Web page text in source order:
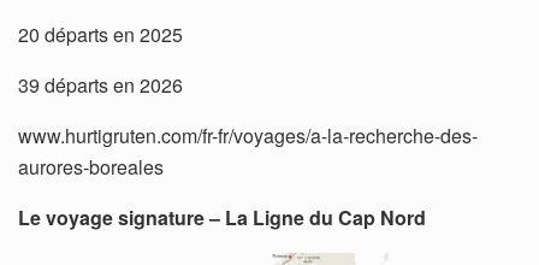
20 départs en 2025
39 départs en 2026
www.hurtigruten.com/fr-fr/voyages/a-la-recherche-des-
aurores-boreales
Le voyage signature – La Ligne du Cap Nord